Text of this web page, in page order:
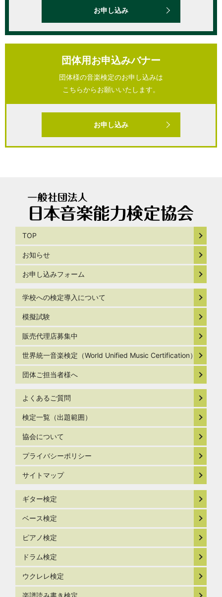
お申し込み
団体用お申込みバナー
団体様の音楽検定のお申し込みは
こちらからお願いいたします。
お申し込み
TOP
お知らせ
お申し込みフォーム
学校への検定導入について
模擬試験
販売代理店募集中
世界統一音楽検定（World Unified Music Certification）
団体ご担当者様へ
よくあるご質問
検定一覧（出題範囲）
協会について
プライバシーポリシー
サイトマップ
ギター検定
ベース検定
ピアノ検定
ドラム検定
ウクレレ検定
楽譜読み書き検定